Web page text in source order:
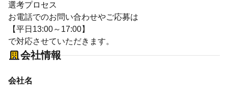
選考プロセス
お電話でのお問い合わせやご応募は
【平日13:00～17:00】
で対応させていただきます。
会社情報
会社名